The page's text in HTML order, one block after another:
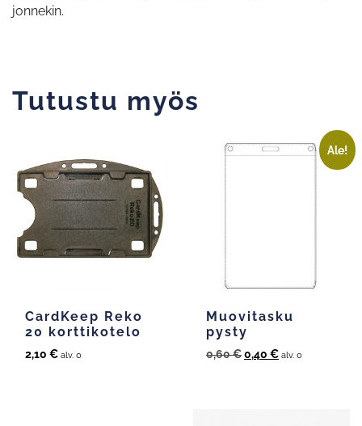
jonnekin.
Tutustu myös
CardKeep Reko
20 korttikotelo
2,10 € alv. 0
Ale!
Muovitasku
pysty
0,60€Alkuperäinen
0,40 €Nykyinen
alv. 0